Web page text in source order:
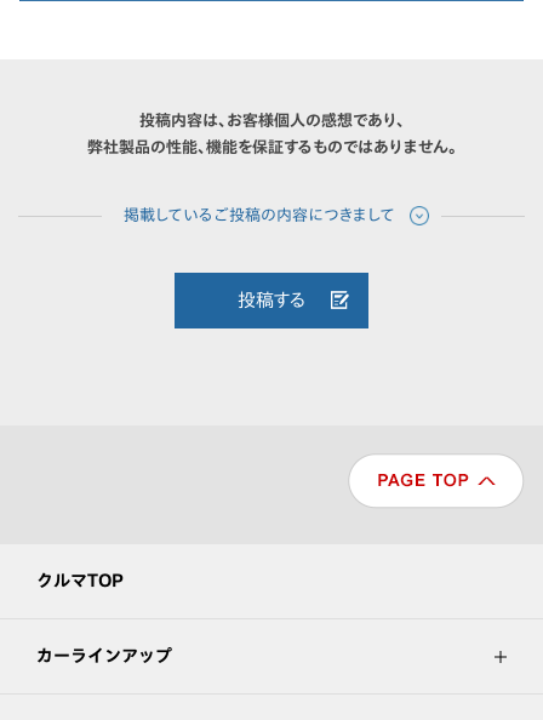
投稿内容は、お客様個人の感想であり、
弊社製品の性能、機能を保証するものではありません。
投稿する
クルマTOP
カーラインアップ